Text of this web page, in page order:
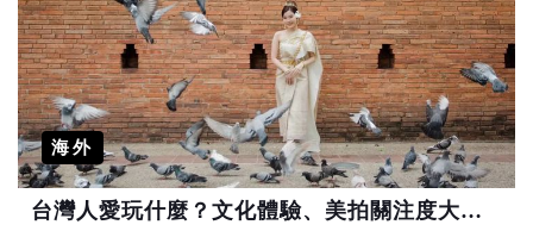
海外
台灣人愛玩什麼？文化體驗、美拍關注度大增 歐美成為竄紅熱點